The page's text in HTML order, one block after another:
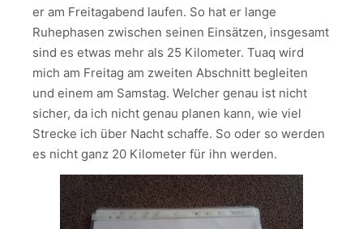
er am Freitagabend laufen. So hat er lange
Ruhephasen zwischen seinen Einsätzen, insgesamt
sind es etwas mehr als 25 Kilometer. Tuaq wird
mich am Freitag am zweiten Abschnitt begleiten
und einem am Samstag. Welcher genau ist nicht
sicher, da ich nicht genau planen kann, wie viel
Strecke ich über Nacht schaffe. So oder so werden
es nicht ganz 20 Kilometer für ihn werden.